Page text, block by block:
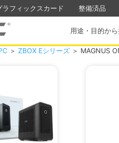
ラフィックスカード 整備済品
用途・目的か
＞ZBOX Eシリーズ ＞ MAGNUS